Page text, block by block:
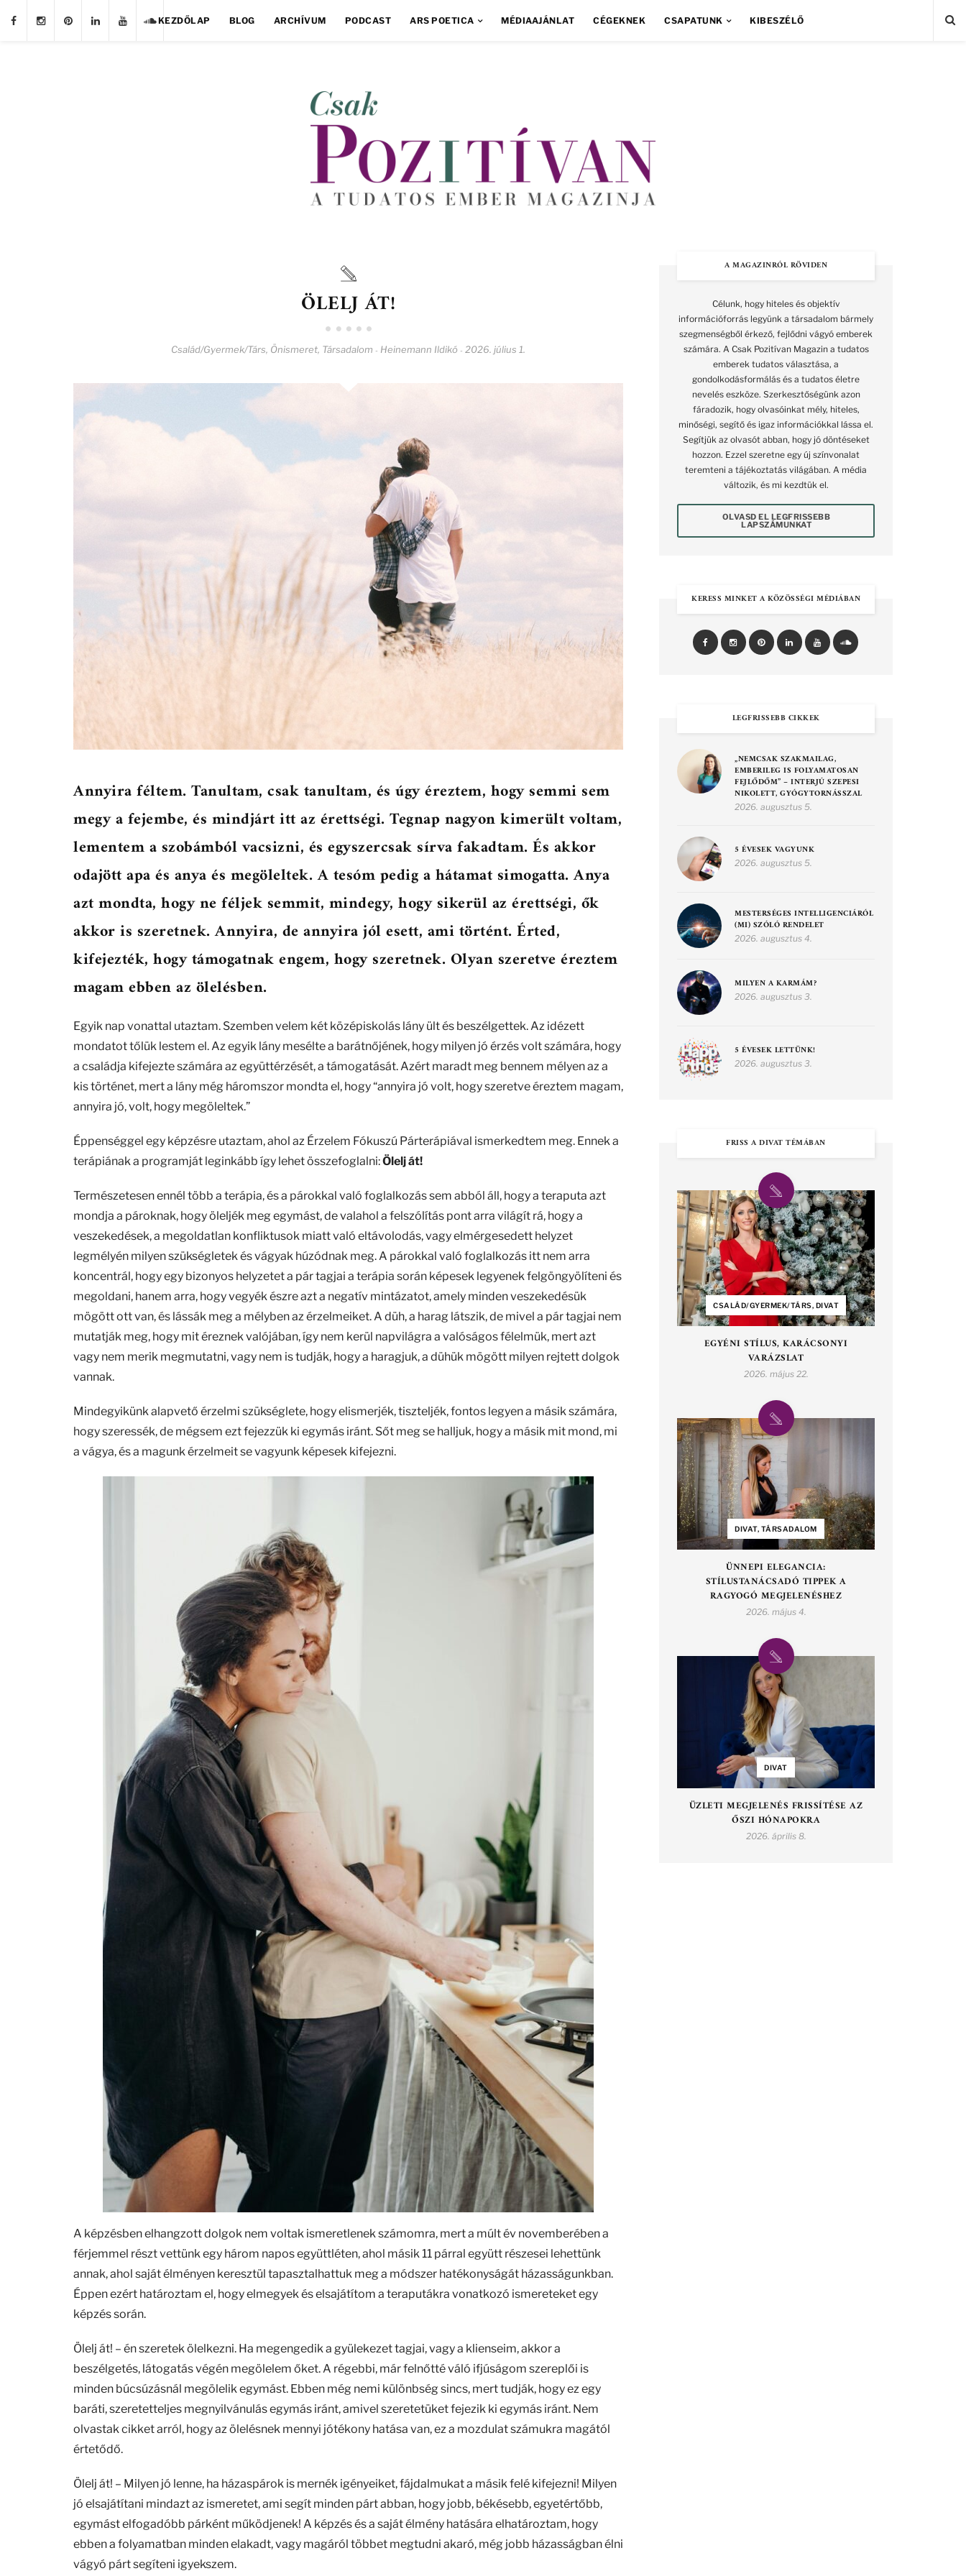
KEZDŐLAP BLOG ARCHÍVUM PODCAST ARS POETICA MÉDIAAJÁNLAT CÉGEKNEK CSAPATUNK KIBESZÉLŐ
ÖLELJ ÁT!
Család/Gyermek/Társ, Önismeret, Társadalom - Heinemann Ildikó - 2026. július 1.
Annyira féltem. Tanultam, csak tanultam, és úgy éreztem, hogy semmi sem
megy a fejembe, és mindjárt itt az érettségi. Tegnap nagyon kimerült voltam,
lementem a szobámból vacsizni, és egyszercsak sírva fakadtam. És akkor
odajött apa és anya és megöleltek. A tesóm pedig a hátamat simogatta. Anya
azt mondta, hogy ne féljek semmit, mindegy, hogy sikerül az érettségi, ők
akkor is szeretnek. Annyira, de annyira jól esett, ami történt. Érted,
kifejezték, hogy támogatnak engem, hogy szeretnek. Olyan szeretve éreztem
magam ebben az ölelésben.
Egyik nap vonattal utaztam. Szemben velem két középiskolás lány ült és beszélgettek. Az idézett
mondatot tőlük lestem el. Az egyik lány mesélte a barátnőjének, hogy milyen jó érzés volt számára, hogy
a családja kifejezte számára az együttérzését, a támogatását. Azért maradt meg bennem mélyen az a
kis történet, mert a lány még háromszor mondta el, hogy “annyira jó volt, hogy szeretve éreztem magam,
annyira jó, volt, hogy megöleltek.”
Éppenséggel egy képzésre utaztam, ahol az Érzelem Fókuszú Párterápiával ismerkedtem meg. Ennek a
terápiának a programját leginkább így lehet összefoglalni:Ölelj át!
Természetesen ennél több a terápia, és a párokkal való foglalkozás sem abból áll, hogy a teraputa azt
mondja a pároknak, hogy öleljék meg egymást, de valahol a felszólítás pont arra világít rá, hogy a
veszekedések, a megoldatlan konfliktusok miatt való eltávolodás, vagy elmérgesedett helyzet
legmélyén milyen szükségletek és vágyak húzódnak meg. A párokkal való foglalkozás itt nem arra
koncentrál, hogy egy bizonyos helyzetet a pár tagjai a terápia során képesek legyenek felgöngyölíteni és
megoldani, hanem arra, hogy vegyék észre azt a negatív mintázatot, amely minden veszekedésük
mögött ott van, és lássák meg a mélyben az érzelmeiket. A düh, a harag látszik, de mivel a pár tagjai nem
mutatják meg, hogy mit éreznek valójában, így nem kerül napvilágra a valóságos félelmük, mert azt
vagy nem merik megmutatni, vagy nem is tudják, hogy a haragjuk, a dühük mögött milyen rejtett dolgok
vannak.
Mindegyikünk alapvető érzelmi szükséglete, hogy elismerjék, tiszteljék, fontos legyen a másik számára,
hogy szeressék, de mégsem ezt fejezzük ki egymás iránt. Sőt meg se halljuk, hogy a másik mit mond, mi
a vágya, és a magunk érzelmeit se vagyunk képesek kifejezni.
A képzésben elhangzott dolgok nem voltak ismeretlenek számomra, mert a múlt év novemberében a
férjemmel részt vettünk egy három napos együttléten, ahol másik 11 párral együtt részesei lehettünk
annak, ahol saját élményen keresztül tapasztalhattuk meg a módszer hatékonyságát házasságunkban.
Éppen ezért határoztam el, hogy elmegyek és elsajátítom a teraputákra vonatkozó ismereteket egy
képzés során.
Ölelj át! – én szeretek ölelkezni. Ha megengedik a gyülekezet tagjai, vagy a klienseim, akkor a
beszélgetés, látogatás végén megölelem őket. A régebbi, már felnőtté váló ifjúságom szereplői is
minden búcsúzásnál megölelik egymást. Ebben még nemi különbség sincs, mert tudják, hogy ez egy
baráti, szeretetteljes megnyilvánulás egymás iránt, amivel szeretetüket fejezik ki egymás iránt. Nem
olvastak cikket arról, hogy az ölelésnek mennyi jótékony hatása van, ez a mozdulat számukra magától
értetődő.
Ölelj át! – Milyen jó lenne, ha házaspárok is mernék igényeiket, fájdalmukat a másik felé kifejezni! Milyen
jó elsajátítani mindazt az ismeretet, ami segít minden párt abban, hogy jobb, békésebb, egyetértőbb,
egymást elfogadóbb párként működjenek! A képzés és a saját élmény hatására elhatároztam, hogy
ebben a folyamatban minden elakadt, vagy magáról többet megtudni akaró, még jobb házasságban élni
vágyó párt segíteni igyekszem.
A MAGAZINRÓL RÖVIDEN
Célunk, hogy hiteles és objektív
információforrás legyünk a társadalom bármely
szegmenségből érkező, fejlődni vágyó emberek
számára. A Csak Pozitívan Magazin a tudatos
emberek tudatos választása, a
gondolkodásformálás és a tudatos életre
nevelés eszköze. Szerkesztőségünk azon
fáradozik, hogy olvasóinkat mély, hiteles,
minőségi, segítő és igaz információkkal lássa el.
Segítjük az olvasót abban, hogy jó döntéseket
hozzon. Ezzel szeretne egy új színvonalat
teremteni a tájékoztatás világában. A média
változik, és mi kezdtük el.
OLVASD EL LEGFRISSEBB
LAPSZÁMUNKAT
KERESS MINKET A KÖZÖSSÉGI MÉDIÁBAN
LEGFRISSEBB CIKKEK
„NEMCSAK SZAKMAILAG,
EMBERILEG IS FOLYAMATOSAN
FEJLŐDŐM” – INTERJÚ SZEPESI
NIKOLETT, GYÓGYTORNÁSSZAL
2026. augusztus 5.
5 ÉVESEK VAGYUNK
2026. augusztus 5.
MESTERSÉGES INTELLIGENCIÁRÓL
(MI) SZÓLÓ RENDELET
2026. augusztus 4.
MILYEN A KARMÁM?
2026. augusztus 3.
5 ÉVESEK LETTÜNK!
2026. augusztus 3.
FRISS A DIVAT TÉMÁBAN
CSALÁD/GYERMEK/TÁRS, DIVAT
EGYÉNI STÍLUS, KARÁCSONYI
VARÁZSLAT
2026. május 22.
DIVAT, TÁRSADALOM
ÜNNEPI ELEGANCIA:
STÍLUSTANÁCSADÓ TIPPEK A
RAGYOGÓ MEGJELENÉSHEZ
2026. május 4.
DIVAT
ÜZLETI MEGJELENÉS FRISSÍTÉSE AZ
ŐSZI HÓNAPOKRA
2026. április 8.